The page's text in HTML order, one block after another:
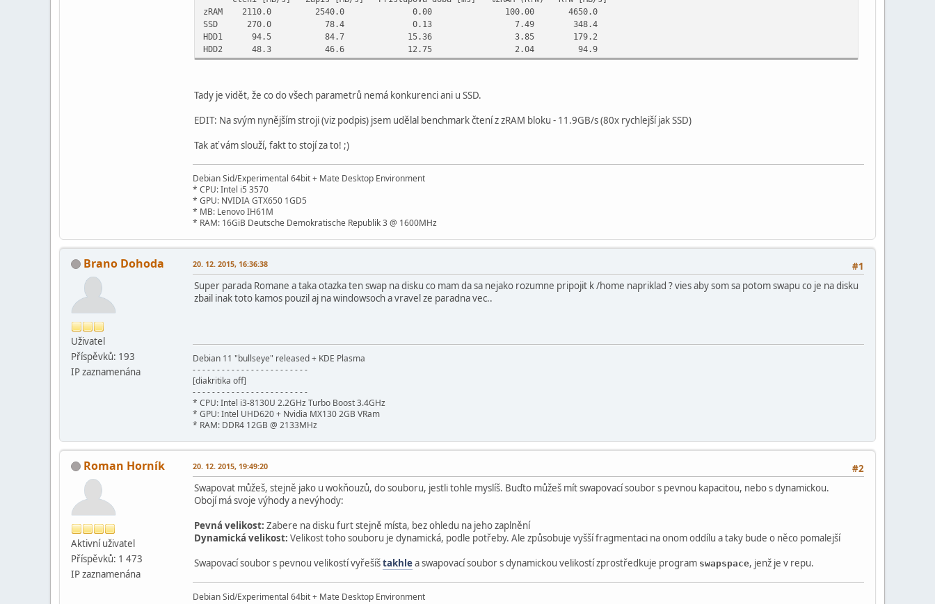
zRAM 2110.0 2540.0 0.00 100.00 4650.0
SSD 270.0 78.4 0.13 7.49 348.4
HDD1 94.5 84.7 15.36 3.85 179.2
HDD2 48.3 46.6 12.75 2.04 94.9
Tady je vidět, že co do všech parametrů nemá konkurenci ani u SSD.
EDIT: Na svým nynějším stroji (viz podpis) jsem udělal benchmark čtení z zRAM bloku - 11.9GB/s (80x rychlejší jak SSD)
Tak ať vám slouží, fakt to stojí za to! ;)
Debian Sid/Experimental 64bit + Mate Desktop Environment
* CPU: Intel i5 3570
* GPU: NVIDIA GTX650 1GD5
* MB: Lenovo IH61M
* RAM: 16GiB Deutsche Demokratische Republik 3 @ 1600MHz
Brano Dohoda
Uživatel
Příspěvků: 193
IP zaznamenána
#1
20. 12. 2015, 16:36:38
Super parada Romane a taka otazka ten swap na disku co mam da sa nejako rozumne pripojit k /home napriklad ? vies aby som sa potom swapu co je na disku
zbail inak toto kamos pouzil aj na windowsoch a vravel ze paradna vec..
Debian 11 "bullseye" released + KDE Plasma
- - - - - - - - - - - - - - - - - - - - - - - -
[diakritika off]
- - - - - - - - - - - - - - - - - - - - - - - -
* CPU: Intel i3-8130U 2.2GHz Turbo Boost 3.4GHz
* GPU: Intel UHD620 + Nvidia MX130 2GB VRam
* RAM: DDR4 12GB @ 2133MHz
Roman Horník
Aktivní­ uživatel
Příspěvků: 1 473
IP zaznamenána
#2
20. 12. 2015, 19:49:20
Swapovat můžeš, stejně jako u wokňouzů, do souboru, jestli tohle myslíš. Buďto můžeš mít swapovací soubor s pevnou kapacitou, nebo s dynamickou.
Obojí má svoje výhody a nevýhody:
Pevná velikost: Zabere na disku furt stejně místa, bez ohledu na jeho zaplnění
Dynamická velikost: Velikost toho souboru je dynamická, podle potřeby. Ale způsobuje vyšší fragmentaci na onom oddílu a taky bude o něco pomalejší
Swapovací soubor s pevnou velikostí vyřešíštakhlea swapovací soubor s dynamickou velikostí zprostředkuje program swapspace, jenž je v repu.
Debian Sid/Experimental 64bit + Mate Desktop Environment